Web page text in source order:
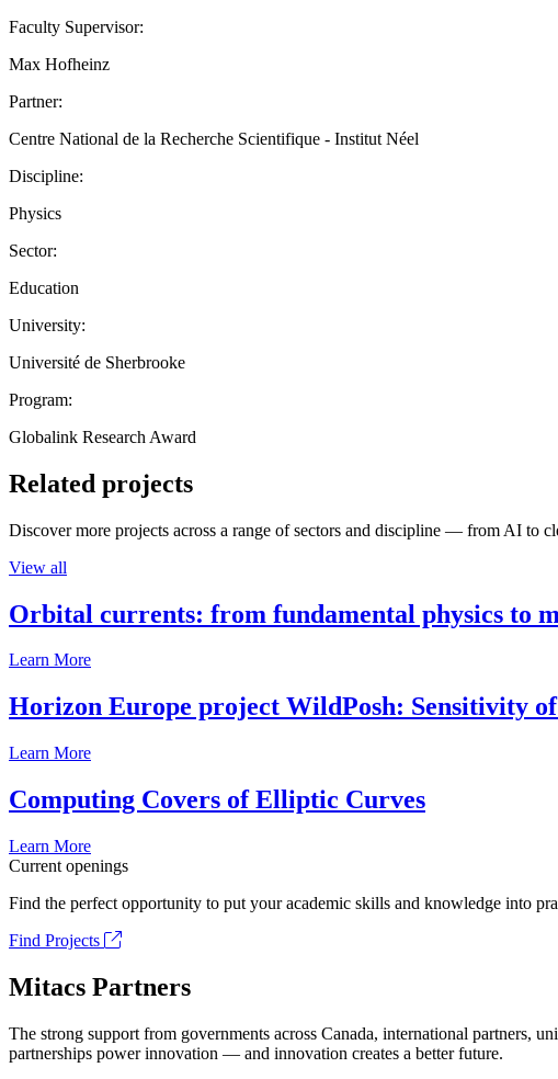
Faculty Supervisor:
Max Hofheinz
Partner:
Centre National de la Recherche Scientifique - Institut Néel
Discipline:
Physics
Sector:
Education
University:
Université de Sherbrooke
Program:
Globalink Research Award
Related projects
Discover more projects across a range of sectors and discipline — from AI to
View all
Orbital currents: from fundamental physics to
Learn More
Horizon Europe project WildPosh: Sensitivity
Learn More
Computing Covers of Elliptic Curves
Learn More
Current openings
Find the perfect opportunity to put your academic skills and knowledge into
Find Projects
Mitacs Partners
The strong support from governments across Canada, international partners,
partnerships power innovation — and innovation creates a better future.